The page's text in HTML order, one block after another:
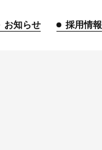
お知らせ 採用情報